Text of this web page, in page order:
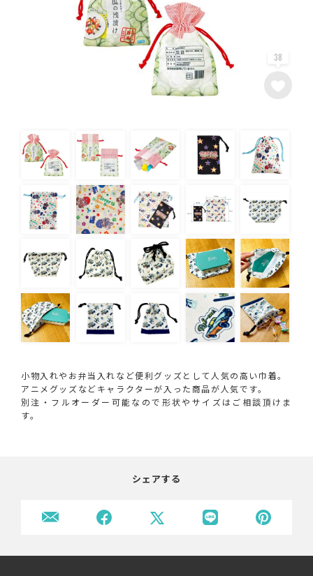
38
小物入れやお弁当入れなど便利グッズとして人気の高い巾着。
アニメグッズなどキャラクターが入った商品が人気です。
別注・フルオーダー可能なので形状やサイズはご相談頂けま
す。
シェアする